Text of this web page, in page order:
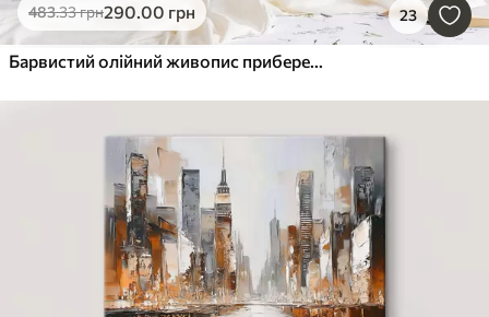
483.33грн290.00 грн 23
Барвистий олійний живопис прибережного містечка з білими будинками та яскравим квітковим садом на передньому плані